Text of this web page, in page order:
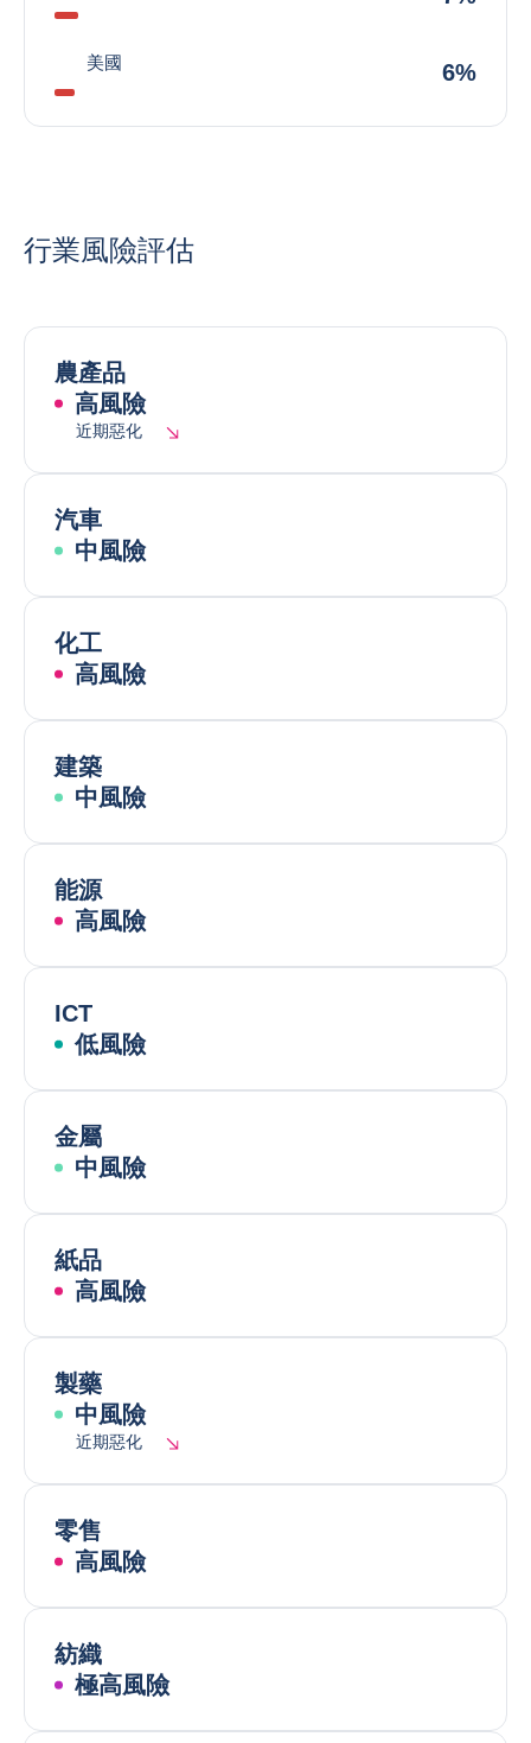
美國 6%
行業風險評估
農產品
高風險
近期惡化
汽車
中風險
化工
高風險
建築
中風險
能源
高風險
ICT
低風險
金屬
中風險
紙品
高風險
製藥
中風險
近期惡化
零售
高風險
紡織
極高風險